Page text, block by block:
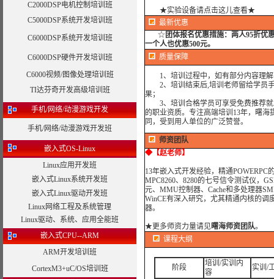
C2000DSP电机控制培训班
C5000DSP系统开发培训班
C6000DSP系统开发培训班
C6000DSP硬件开发培训班
C6000视频/图像处理培训班
TI达芬奇开发高级培训班
手机/网络/动漫游戏开发
手机/网络/动漫游戏开发班
嵌入式OS-Linux
Linux应用开发班
嵌入式Linux系统开发班
嵌入式Linux驱动开发班
Linux网络工程及系统管理
Linux驱动、系统、应用全能班
嵌入式CPU--ARM
ARM开发培训班
CortexM3+uC/OS培训班
★实验设备请点击这儿查看★
最新优惠
☆ 团体报名优惠措施： 两人95折优
一个人也优惠500元。
质量保障
1、培训过程中，如有部分内容理解
2、培训结束后,培训老师留给学员手
果；
3、培训合格学员可享受免费推荐就
的职业资质。专注高端培训13年，曙
同，受到用人单位的广泛赞誉。
师资团队
◆【赵老师】
13年嵌入式开发经验，精通POWERPC
MPC8260、8280的七号信令测试仪，
元、MMU控制器、Cache和多处理器
WinCE有深入研究，尤其精通内核的调
器。
★更多师资力量请见曙海师资团队。
课程大纲
阶段
培训/实训内
容
实训/